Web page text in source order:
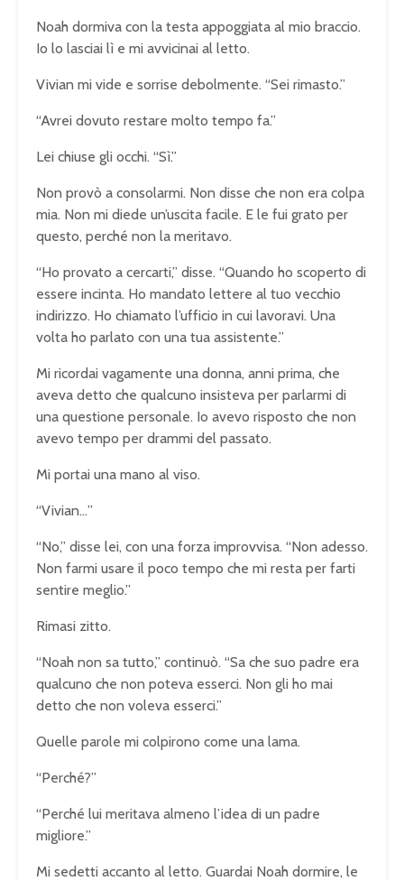
Noah dormiva con la testa appoggiata al mio braccio.
Io lo lasciai lì e mi avvicinai al letto.
Vivian mi vide e sorrise debolmente. “Sei rimasto.”
“Avrei dovuto restare molto tempo fa.”
Lei chiuse gli occhi. “Sì.”
Non provò a consolarmi. Non disse che non era colpa
mia. Non mi diede un’uscita facile. E le fui grato per
questo, perché non la meritavo.
“Ho provato a cercarti,” disse. “Quando ho scoperto di
essere incinta. Ho mandato lettere al tuo vecchio
indirizzo. Ho chiamato l’ufficio in cui lavoravi. Una
volta ho parlato con una tua assistente.”
Mi ricordai vagamente una donna, anni prima, che
aveva detto che qualcuno insisteva per parlarmi di
una questione personale. Io avevo risposto che non
avevo tempo per drammi del passato.
Mi portai una mano al viso.
“Vivian…”
“No,” disse lei, con una forza improvvisa. “Non adesso.
Non farmi usare il poco tempo che mi resta per farti
sentire meglio.”
Rimasi zitto.
“Noah non sa tutto,” continuò. “Sa che suo padre era
qualcuno che non poteva esserci. Non gli ho mai
detto che non voleva esserci.”
Quelle parole mi colpirono come una lama.
“Perché?”
“Perché lui meritava almeno l’idea di un padre
migliore.”
Mi sedetti accanto al letto. Guardai Noah dormire, le